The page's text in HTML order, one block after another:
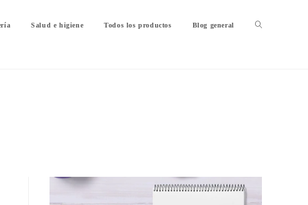
Salud e higiene Todos los productos Blog general